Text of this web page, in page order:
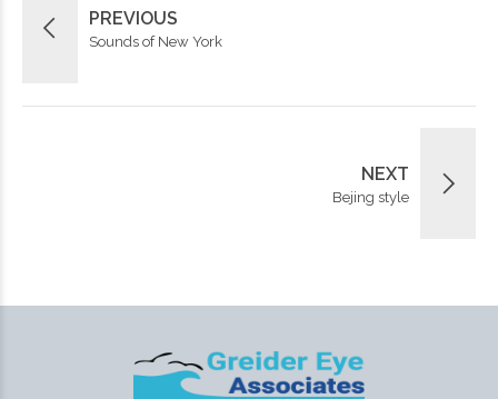
PREVIOUS
Sounds of New York
NEXT
Bejing style